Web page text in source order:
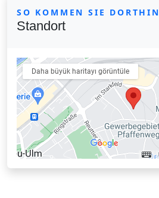
SO KOMMEN SIE DORTHIN
Standort